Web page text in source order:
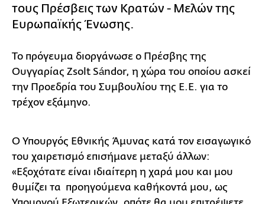
τους Πρέσβεις των Κρατών - Μελών της
Ευρωπαϊκής Ένωσης.
Το πρόγευμα διοργάνωσε ο Πρέσβης της
Ουγγαρίας Zsolt Sándor, η χώρα του οποίου ασκεί
την Προεδρία του Συμβουλίου της Ε.Ε. για το
τρέχον εξάμηνο.
Ο Υπουργός Εθνικής Άμυνας κατά τον εισαγωγικό
του χαιρετισμό επισήμανε μεταξύ άλλων:
«Εξοχότατε είναι ιδιαίτερη η χαρά μου και μου
θυμίζει τα προηγούμενα καθήκοντά μου, ως